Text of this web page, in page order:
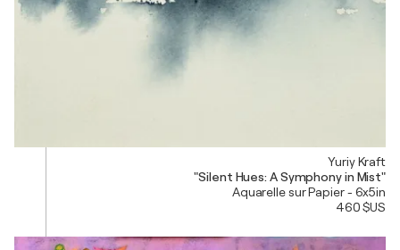
Yuriy Kraft
"Silent Hues: A Symphony in Mist"
Aquarelle sur Papier - 6x5in
460 $US